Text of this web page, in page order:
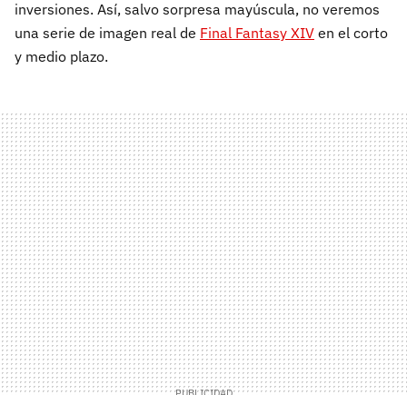
inversiones. Así, salvo sorpresa mayúscula, no veremos
una serie de imagen real de Final Fantasy XIV en el corto
y medio plazo.